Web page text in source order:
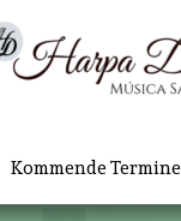
Kommende Termine